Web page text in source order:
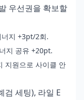
우선권을 확보할
지 +3pt/2회.
지 공유 +20pt.
지원으로 사이클 안
검 세팅), 라일 E